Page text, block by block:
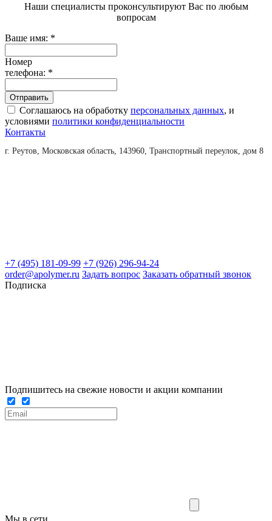
Наши специалисты проконсультируют Вас по любым
вопросам
Ваше имя: *
Номер
телефона: *
Соглашаюсь на обработку персональных данных, и
условиями политики конфиденциальности
Контакты
г. Реутов, Московская область, 143960, Транспортный переулок, дом 8
+7 (495) 181-09-99 +7 (926) 296-94-24
order@apolymer.ru Задать вопрос Заказать обратный звонок
Подписка
Подпишитесь на свежие новости и акции компании
Мы в сети